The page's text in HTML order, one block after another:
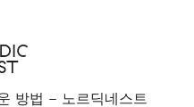
방법 - 노르딕네스트